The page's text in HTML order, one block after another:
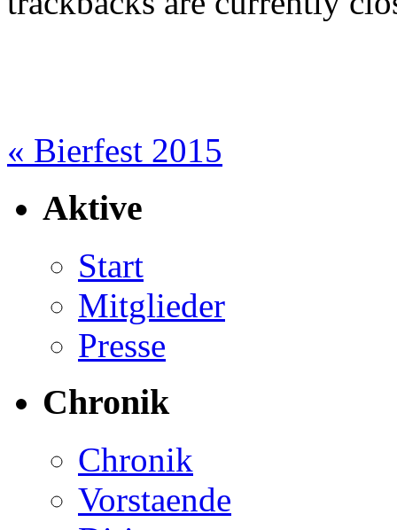
« Bierfest 2015
Aktive
Start
Mitglieder
Presse
Chronik
Chronik
Vorstaende